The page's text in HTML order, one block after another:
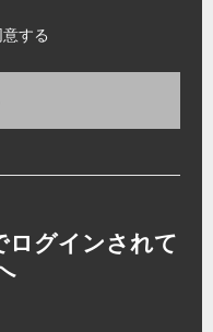
する
グインされて